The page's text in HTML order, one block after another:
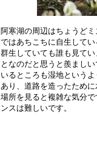
阿寒湖の周辺はちょうど
ではあちこちに自生して
群生していても誰も見て
となのだと思うと羨まし
いるところも湿地という
あり、道路を造ったため
場所を見ると複雑な気分